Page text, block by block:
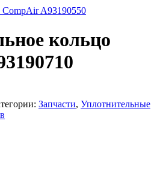
CompAir A93190550
кольцо
Запчасти, Уплотнительные